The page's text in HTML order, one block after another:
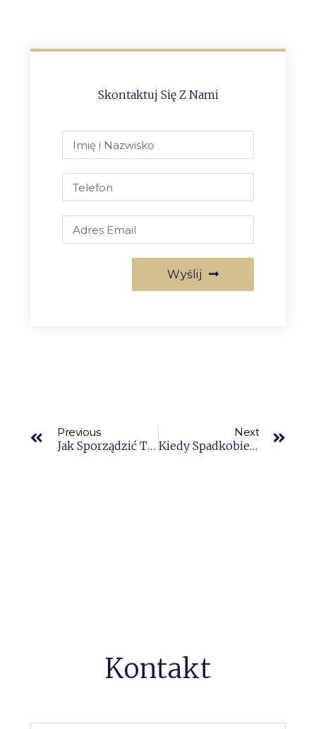
Skontaktuj Się Z Nami
Wyślij
Previous
Jak Sporządzić Testament, By Uniknąć Konfliktów Po Śmierci?
Next
Kiedy Spadkobierca Ponosi Odpowiedzialność Za Długi Spadkowe?
Kontakt